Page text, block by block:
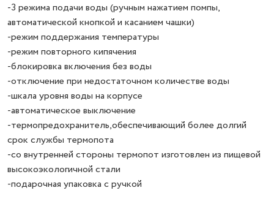
-3 режима подачи воды (ручным нажатием помпы,
автоматической кнопкой и касанием чашки)
-режим поддержания температуры
-режим повторного кипячения
-блокировка включения без воды
-отключение при недостаточном количестве воды
-шкала уровня воды на корпусе
-автоматическое выключение
-термопредохранитель,обеспечивающий более долгий
срок службы термопота
-со внутренней стороны термопот изготовлен из пищевой
высокоэкологичной стали
-подарочная упаковка с ручкой